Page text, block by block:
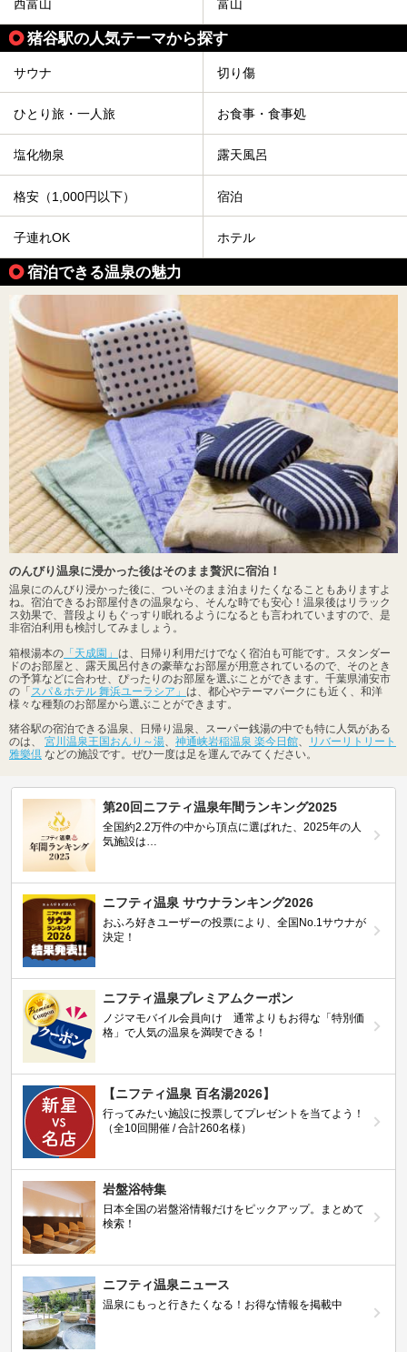
西富山 富山
猪谷駅の人気テーマから探す
サウナ 切り傷
ひとり旅・一人旅 お食事・食事処
塩化物泉 露天風呂
格安（1,000円以下） 宿泊
子連れOK ホテル
宿泊できる温泉の魅力
のんびり温泉に浸かった後はそのまま贅沢に宿泊！
温泉にのんびり浸かった後に、ついそのまま泊まりたくなることもありますよ
ね。宿泊できるお部屋付きの温泉なら、そんな時でも安心！温泉後はリラック
ス効果で、普段よりもぐっすり眠れるようになるとも言われていますので、是
非宿泊利用も検討してみましょう。
箱根湯本の 「天成園」 は、日帰り利用だけでなく宿泊も可能です。スタンダー
ドのお部屋と、露天風呂付きの豪華なお部屋が用意されているので、そのとき
の予算などに合わせ、ぴったりのお部屋を選ぶことができます。千葉県浦安市
の「スパ＆ホテル 舞浜ユーラシア」 は、都心やテーマパークにも近く、和洋
様々な種類のお部屋から選ぶことができます。
猪谷駅の宿泊できる温泉、日帰り温泉、スーパー銭湯の中でも特に人気がある
のは、 宮川温泉王国おんり～湯、 神通峡岩稲温泉 楽今日館、
リバーリトリート
雅樂倶 などの施設です。ぜひ一度は足を運んでみてください。
第20回ニフティ温泉年間ランキング2025
全国約2.2万件の中から頂点に選ばれた、2025年の人
気施設は…
ニフティ温泉 サウナランキング2026
おふろ好きユーザーの投票により、全国No.1サウナが
決定！
ニフティ温泉プレミアムクーポン
ノジマモバイル会員向け 通常よりもお得な「特別価
格」で人気の温泉を満喫できる！
【ニフティ温泉 百名湯2026】
行ってみたい施設に投票してプレゼントを当てよう！
（全10回開催 / 合計260名様）
岩盤浴特集
日本全国の岩盤浴情報だけをピックアップ。まとめて
検索！
ニフティ温泉ニュース
温泉にもっと行きたくなる！お得な情報を掲載中